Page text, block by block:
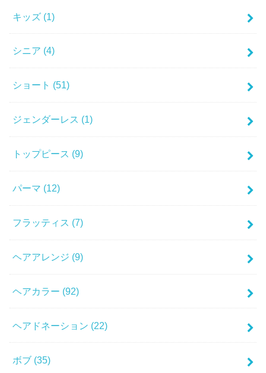
キッズ (1)
シニア (4)
ショート (51)
ジェンダーレス (1)
トップピース (9)
パーマ (12)
フラッティス (7)
ヘアアレンジ (9)
ヘアカラー (92)
ヘアドネーション (22)
ボブ (35)